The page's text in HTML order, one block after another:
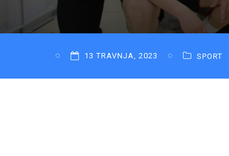
13 TRAVNJA, 2023 SPORT